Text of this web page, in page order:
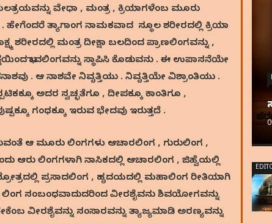
ವೇಧಾ , ಮಂತ್ರ , ಕ್ರಿಯಾಗಳೆಂಬ ಮೂರು
ಹೇಗೆಂದರೆ ತ್ಯಾಗಾಂಗ ನಾಮಕವಾದ ಸ್ಥೂಲ ಶರೀರದಲ್ಲಿ ಕ್ರಿಯಾ
ಶರೀರದಲ್ಲಿ ಮಂತ್ರ ದೀಕ್ಷಾ ಬಲದಿಂದ ಪ್ರಾಣಲಿಂಗವನ್ನು ,
ಭಾವಲಿಂಗವನ್ನು ಸ್ಥಾಪಿಸಿ ಕೊಡುವನು . ಈ ಉಪಾಸನೆಯೇ
. ಆ ನಾಶವೇ ನಿವೃತ್ತಿಯು . ನಿವೃತ್ತಿಯೇ ವಿಶ್ರಾಂತಿಯು .
ಅದರ ಸ್ವಚ್ಛತೆಗೂ , ದೀಪಕ್ಕೂ ಕಾಂತಿಗೂ ,
ಗಂಧಕ್ಕೂ ಇರುವ ಭೇದವು ಇರುತ್ತದೆ .
ಆ ಮೂರು ಲಿಂಗಗಳು ಆಚಾರಲಿಂಗ , ಗುರುಲಿಂಗ ,
ಆರು ಲಿಂಗಗಳಾಗಿ ನಾಸಿಕದಲ್ಲಿ ಆಚಾರಲಿಂಗ , ಜಿಹ್ವೆಯಲ್ಲಿ
ಪ್ರಸಾದಲಿಂಗ , ಹೃದಯದಲ್ಲಿ ಮಹಾಲಿಂಗ ರೀತಿಯಾಗಿ
ಲಿಂಗ ಸಂಬಂಧವಾದುದರಿಂದ ವೀರಶೈವನು ಶಿವಯೋಗವನ್ನು
ವೀರಶೈವನ್ನು ಸಂಸಾರವನ್ನು ತ್ಯಾಜ್ಯಮಾಡಿ ಅರಣ್ಯವನ್ನು